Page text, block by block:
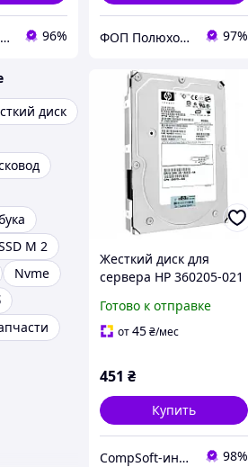
Интернет магазин GSM-V 96% ФОП Полюхович Л.Г. 97%
диск
M 2
Nvme
Жесткий диск для
сервера HP 360205-021
(BD0728A4C4) 3.5"
Ultra320 SCSI БУ
Готово к отправке
от45₴/мес
451 ₴
Купить
CompSoft-интернет магазин компьютерных комплектующих 98%